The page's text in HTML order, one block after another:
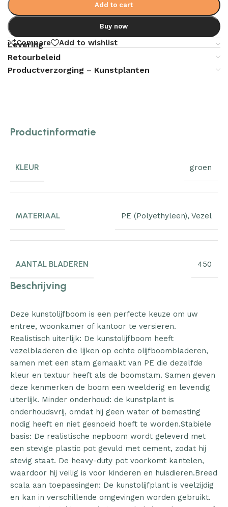
Add to cart
Buy now
Compare Add to wishlist
Levering
Retourbeleid
Productverzorging – Kunstplanten
Productinformatie
KLEUR groen
MATERIAAL PE (Polyethyleen), Vezel
AANTAL BLADEREN 450
Beschrijving
Deze kunstolijfboom is een perfecte keuze om uw
entree, woonkamer of kantoor te versieren.
Realistisch uiterlijk: De kunstolijfboom heeft
vezelbladeren die lijken op echte olijfboombladeren,
samen met een stam gemaakt van PE die dezelfde
kleur en textuur heeft als de boomstam. Samen geven
deze kenmerken de boom een weelderig en levendig
uiterlijk. Minder onderhoud: de kunstplant is
onderhoudsvrij, omdat hij geen water of bemesting
nodig heeft en niet gesnoeid hoeft te worden.Stabiele
basis: De realistische nepboom wordt geleverd met
een stevige plastic pot gevuld met cement, zodat hij
stevig staat. De heavy-duty pot voorkomt kantelen,
waardoor hij veilig is voor kinderen en huisdieren.Breed
scala aan toepassingen: De kunstolijfplant is veelzijdig
en kan in verschillende omgevingen worden gebruikt.